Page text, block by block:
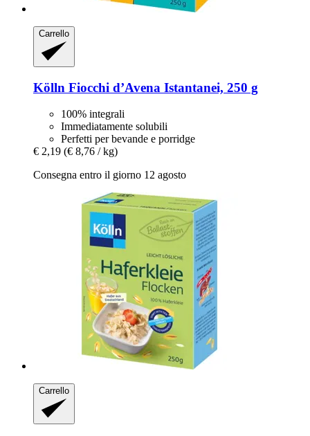
Carrello
Kölln Fiocchi d’Avena Istantanei, 250 g
100% integrali
Immediatamente solubili
Perfetti per bevande e porridge
€ 2,19 (€ 8,76 / kg)
Consegna entro il giorno 12 agosto
Carrello